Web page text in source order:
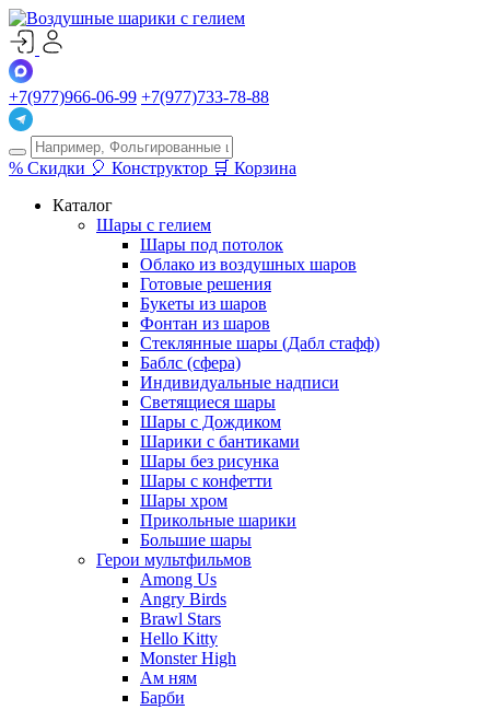
+7(977)966-06-99 +7(977)733-78-88
% Скидки 🎈 Конструктор 🛒 Корзина
Каталог
Шары с гелием
Шары под потолок
Облако из воздушных шаров
Готовые решения
Букеты из шаров
Фонтан из шаров
Стеклянные шары (Дабл стафф)
Баблс (сфера)
Индивидуальные надписи
Светящиеся шары
Шары с Дождиком
Шарики с бантиками
Шары без рисунка
Шары с конфетти
Шары хром
Прикольные шарики
Большие шары
Герои мультфильмов
Among Us
Angry Birds
Brawl Stars
Hello Kitty
Monster High
Ам ням
Барби